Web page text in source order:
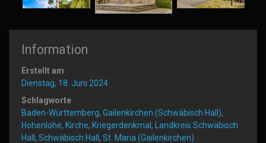
Information
Erstellt am
Dienstag, 18. Juni 2024
Schlagworte
Baden-Württemberg, Gailenkirchen (Schwäbisch Hall),
Hohenlohe, Kirche, Kriegerdenkmal ,
Landkreis Schwäbisch
Hall , Schwäbisch Hall , St. Maria (Gailenkirchen)